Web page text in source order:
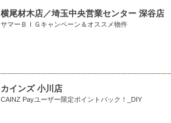
横尾材木店／埼玉中央営業センター 深谷店
サマーＢＩＧキャンペーン＆オススメ物件
カインズ 小川店
CAINZ Payユーザー限定ポイントバック！_DIY